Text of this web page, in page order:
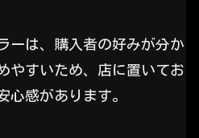
ーは、購入者の好みが分か
やすいため、店に置いてお
心感があります。